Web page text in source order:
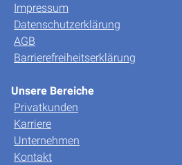
Impressum
Datenschutzerklärung
AGB
Barrierefreiheitserklärung
Unsere Bereiche
Privatkunden
Karriere
Unternehmen
Kontakt